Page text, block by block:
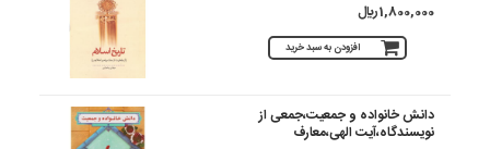
1,800,000 ريال
افزودن به سبد خرید
دانش خانواده و جمعیت،جمعی از
نویسندگاه،آیت الهی،معارف